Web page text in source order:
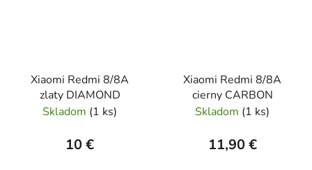
Xiaomi Redmi 8/8A
zlaty DIAMOND
Skladom (1 ks)
10 €
Xiaomi Redmi 8/8A
cierny CARBON
Skladom (1 ks)
11,90 €